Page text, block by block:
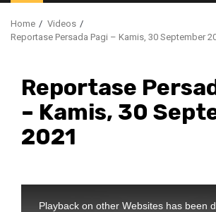
Menu
Home
Videos
Reportase Persada Pagi – Kamis, 30 September
Reportase
– Kamis, 30
2021